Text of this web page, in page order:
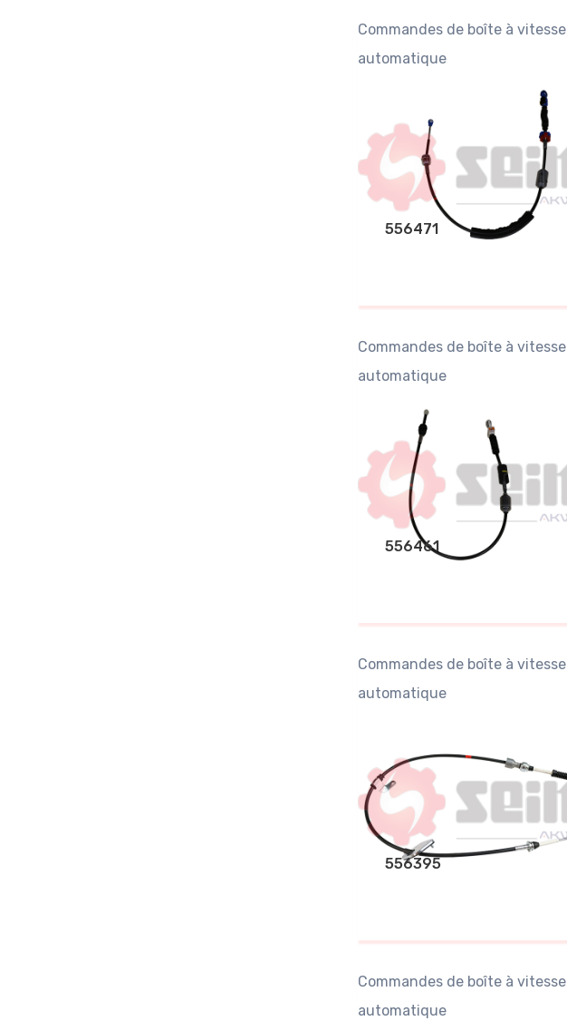
Commandes de boîte à vitesse
automatique
556471
Commandes de boîte à vitesse
automatique
556461
Commandes de boîte à vitesse
automatique
556395
Commandes de boîte à vitesse
automatique